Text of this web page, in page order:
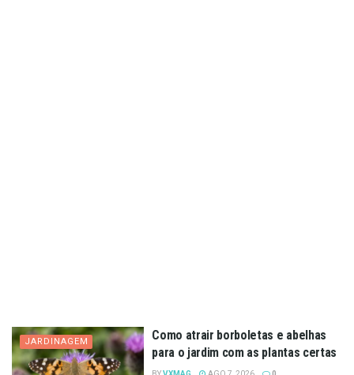
JARDINAGEM
Como atrair borboletas e abelhas
para o jardim com as plantas certas